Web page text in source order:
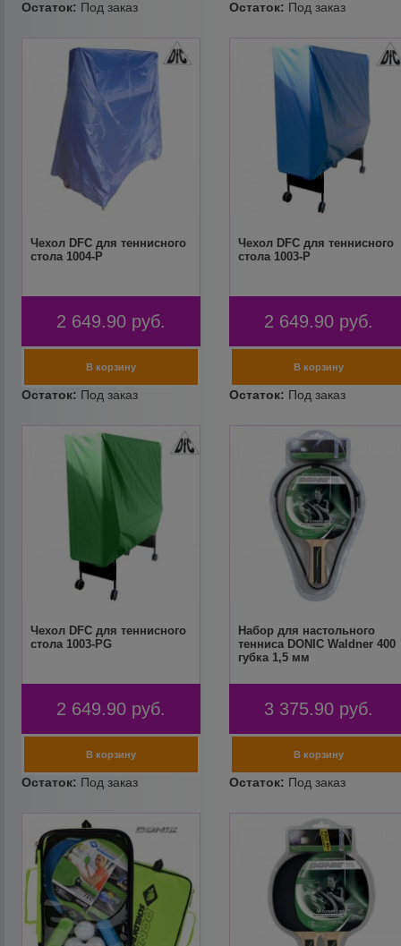
Чехол DFC для теннисного
стола 1004-P
2 649.90 руб.
Чехол DFC для теннисного
стола 1003-P
2 649.90 руб.
Чехол DFC для теннисного
стола 1003-PG
2 649.90 руб.
Набор для настольного
тенниса DONIC Waldner 400
губка 1,5 мм
3 375.90 руб.